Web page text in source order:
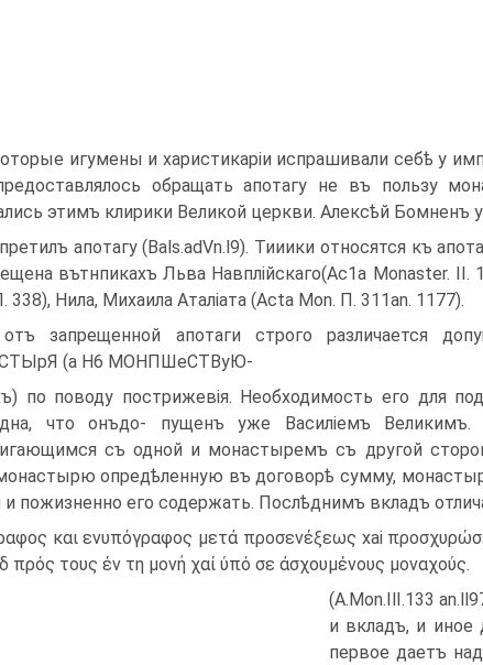
игумены и харистикаріи испрашивали себѣ у
обращать апотагу не въ пользу
этимъ клирики Великой церкви. Алексѣй Бомненъ
апотагу (Bals.adVn.l9). Тииики относятся къ
вътнпикахъ Льва Навплійскаго(Ас1а Monaster.
338), Нила, Михаила Аталіата (Acta Mon. П. 311an. 1177).
запрещенной апотаги строго различается
(a H6 МОНПШеСТВуЮ-
по поводу пострижевія. Необходимость его для
что онъдо- пущенъ уже Василіемъ
съ одной и монастыремъ съ другой
опредѣленную въ договорѣ сумму,
и пожизненно его содержать. Послѣднимъ вкладъ
και ενυπόγραφος μετά προσενέξεως xai
πρός τους έν τη μονή χαί ύπό σε άσχουμένους μοναχούς.
(A.Mon.IlI.133
и вкладъ, и иное
первое даетъ